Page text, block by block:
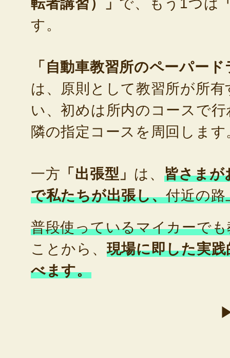
転者講習）」 で、もう1つは
す。
「自動車教習所のペーパー
は、原則として教習所が所
い、初めは所内のコースで
隣の指定コースを周回します
一方 「出張型」 は、 皆さまが
で私たちが出張し、付近の路
普段使っているマイカーで
ことから、現場に即した実
べます。